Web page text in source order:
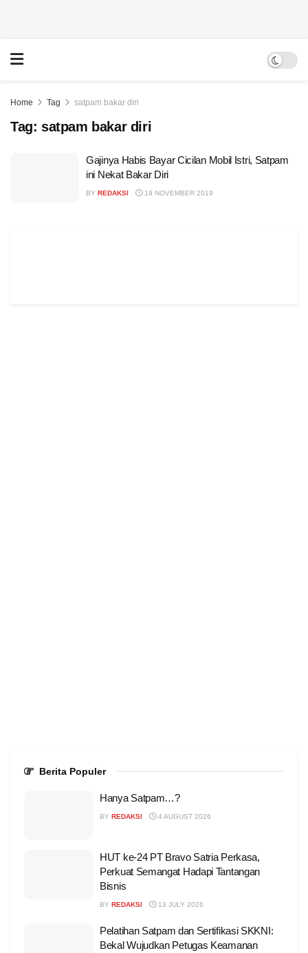
Home Tag satpam bakar diri
Tag: satpam bakar diri
Gajinya Habis Bayar Cicilan Mobil Istri, Satpam
ini Nekat Bakar Diri
BY REDAKSI 19 NOVEMBER 2019
Berita Populer
Hanya Satpam…?
BY REDAKSI 4 AUGUST 2026
HUT ke-24 PT Bravo Satria Perkasa,
Perkuat Semangat Hadapi Tantangan
Bisnis
BY REDAKSI 13 JULY 2026
Pelatihan Satpam dan Sertifikasi SKKNI:
Bekal Wujudkan Petugas Keamanan